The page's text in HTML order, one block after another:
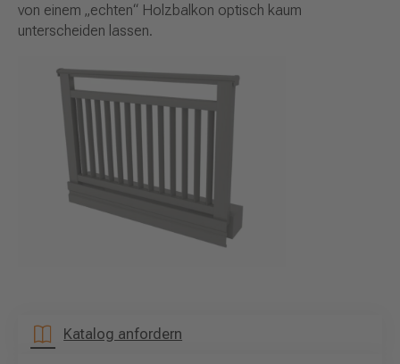
von einem „echten“ Holzbalkon optisch kaum
unterscheiden lassen.
Katalog anfordern